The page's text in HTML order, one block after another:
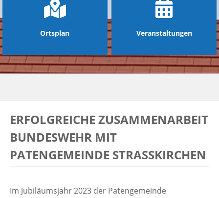
Ortsplan Veranstaltungen
ERFOLGREICHE ZUSAMMENARBEIT
BUNDESWEHR MIT
PATENGEMEINDE STRASSKIRCHEN
Im Jubiläumsjahr 2023 der Patengemeinde